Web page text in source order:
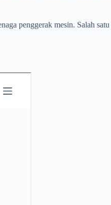
penggerak mesin. Salah